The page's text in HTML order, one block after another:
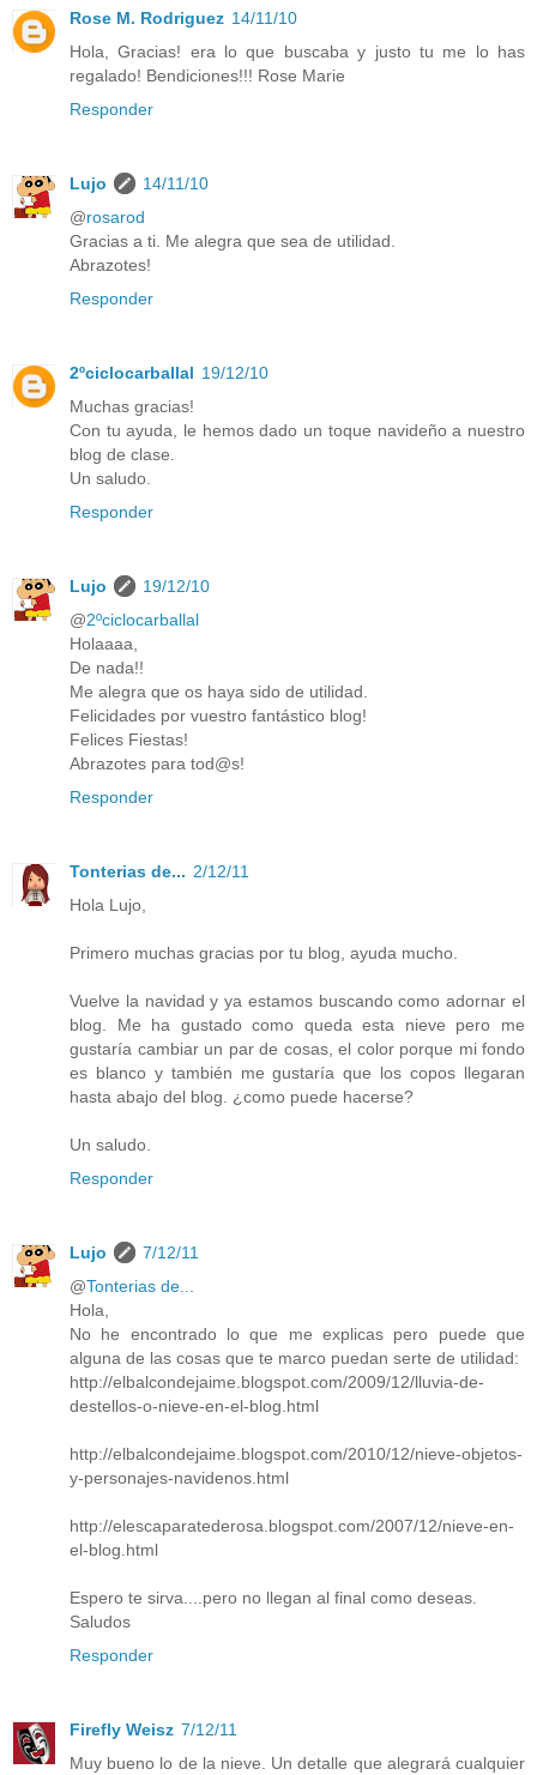
Rose M. Rodriguez 14/11/10
Hola, Gracias! era lo que buscaba y justo tu me lo has
regalado! Bendiciones!!! Rose Marie
Responder
Lujo
14/11/10
@rosarod
Gracias a ti. Me alegra que sea de utilidad.
Abrazotes!
Responder
2ºciclocarballal 19/12/10
Muchas gracias!
Con tu ayuda, le hemos dado un toque navideño a nuestro
blog de clase.
Un saludo.
Responder
Lujo
19/12/10
@2ºciclocarballal
Holaaaa,
De nada!!
Me alegra que os haya sido de utilidad.
Felicidades por vuestro fantástico blog!
Felices Fiestas!
Abrazotes para tod@s!
Responder
Tonterias de... 2/12/11
Hola Lujo,
Primero muchas gracias por tu blog, ayuda mucho.
Vuelve la navidad y ya estamos buscando como adornar el
blog. Me ha gustado como queda esta nieve pero me
gustaría cambiar un par de cosas, el color porque mi fondo
es blanco y también me gustaría que los copos llegaran
hasta abajo del blog. ¿como puede hacerse?
Un saludo.
Responder
Lujo
7/12/11
@Tonterias de...
Hola,
No he encontrado lo que me explicas pero puede que
alguna de las cosas que te marco puedan serte de utilidad:
http://elbalcondejaime.blogspot.com/2009/12/lluvia-de-
destellos-o-nieve-en-el-blog.html
http://elbalcondejaime.blogspot.com/2010/12/nieve-objetos-
y-personajes-navidenos.html
http://elescaparatederosa.blogspot.com/2007/12/nieve-en-
el-blog.html
Espero te sirva....pero no llegan al final como deseas.
Saludos
Responder
Firefly Weisz 7/12/11
Muy bueno lo de la nieve. Un detalle que alegrará cualquier